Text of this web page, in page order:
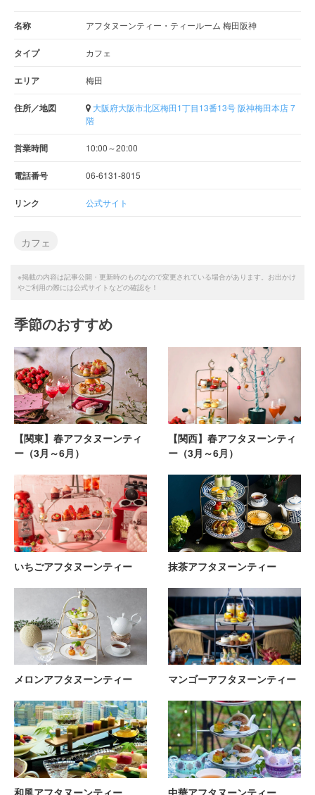
名称 アフタヌーンティー・ティールーム 梅田阪神
タイプ カフェ
エリア 梅田
住所／地図
大阪府大阪市北区梅田1丁目13番13号 阪神梅田本店 7
階
営業時間 10:00～20:00
電話番号 06-6131-8015
リンク 公式サイト
カフェ
※掲載の内容は記事公開・更新時のものなので変更されている場合があります。お出かけ
やご利用の際には公式サイトなどの確認を！
季節のおすすめ
【関東】春アフタヌーンティ
ー（3月～6月）
【関西】春アフタヌーンティ
ー（3月～6月）
いちごアフタヌーンティー 抹茶アフタヌーンティー
メロンアフタヌーンティー マンゴーアフタヌーンティー